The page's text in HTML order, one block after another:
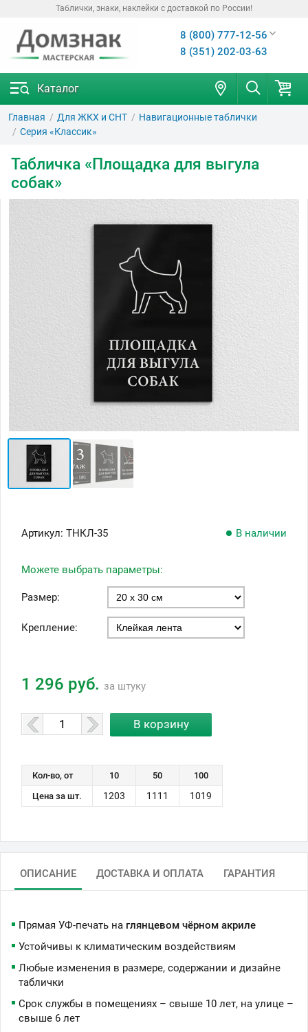
Таблички, знаки, наклейки с доставкой по России!
8 (800) 777-12-56
8 (351) 202-03-63
Каталог
Главная Для ЖКХ и СНТ
Навигационные таблички
Серия «Классик»
Табличка «Площадка для выгула
собак»
Артикул: ТНКЛ-35 В наличии
Можете выбрать параметры:
Размер:
Крепление:
1 296 руб. за штуку
Кол-во, от 10 50
100
Цена за шт.
1203 1111 1019
ОПИСАНИЕ ДОСТАВКА И ОПЛАТА ГАРАНТИЯ
Прямая УФ-печать на глянцевом чёрном акриле
Устойчивы к климатическим воздействиям
Любые изменения в размере, содержании и дизайне
таблички
Срок службы в помещениях – свыше 10 лет, на улице –
свыше 6 лет